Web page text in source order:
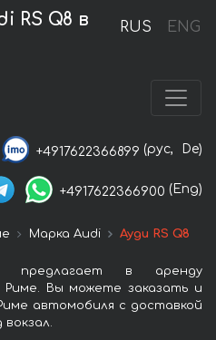
RUS ENG
RS Q8 в
+4917622366899 (рус, De)
+4917622366900 (Eng)
Марка Audi Ауди RS Q8
предлагает в аренду
Риме. Вы можете заказать и
автомобиля с доставкой